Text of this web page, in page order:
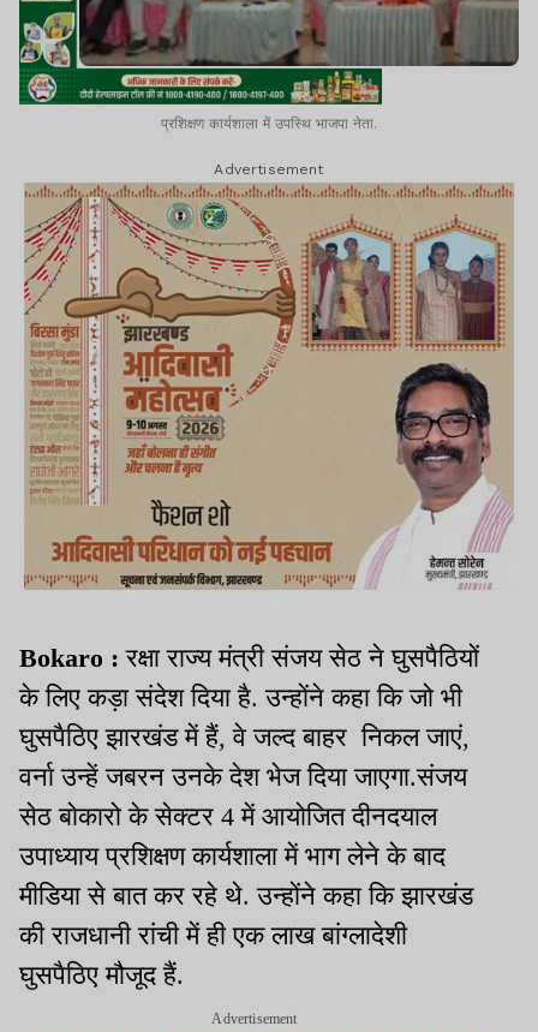
प्रशिक्षण कार्यशाला में उपस्थि भाजपा नेता.
Advertisement
Bokaro :रक्षा राज्य मंत्री संजय सेठ ने घुसपैठियों
के लिए कड़ा संदेश दिया है. उन्होंने कहा कि जो भी
घुसपैठिए झारखंड में हैं, वे जल्द बाहर निकल जाएं,
वर्ना उन्हें जबरन उनके देश भेज दिया जाएगा.संजय
सेठ बोकारो के सेक्टर 4 में आयोजित दीनदयाल
उपाध्याय प्रशिक्षण कार्यशाला में भाग लेने के बाद
मीडिया से बात कर रहे थे. उन्होंने कहा कि झारखंड
की राजधानी रांची में ही एक लाख बांग्लादेशी
घुसपैठिए मौजूद हैं.
Advertisement